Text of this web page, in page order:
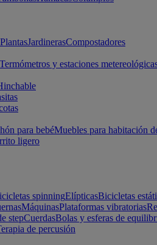
PlantasJardinerasCompostadores
Termómetros y estaciones
para bebéMuebles para habitación
ligero
spinningElípticasBicicletas
MáquinasPlataformas vibratorias
stepCuerdasBolas y esferas de
de percusión